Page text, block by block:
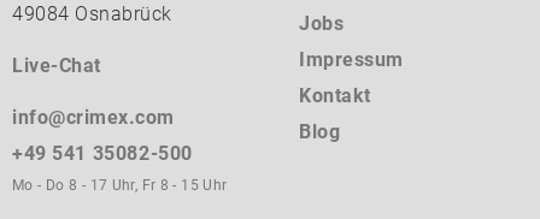
49084 Osnabrück
Live-Chat
info@crimex.com
+49 541 35082-500
Mo - Do 8 - 17 Uhr, Fr 8 - 15 Uhr
Jobs
Impressum
Kontakt
Blog